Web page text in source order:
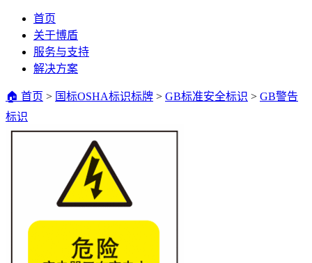
首页
关于博盾
服务与支持
解决方案
🏠 首页 > 国标OSHA标识标牌 > GB标准安全标识 > GB警告
标识